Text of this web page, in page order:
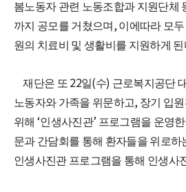
봄노동자 관련 노동조합과 지원단체
까지 공모를 거쳤으며 ,이에따라 모
원의 치료비 및 생활비를 지원하게 된
재단은 또 22일(수) 근로복지공단
노동자와 가족을 위문하고, 장기 입
위해 ‘인생사진관’ 프로그램을 운영
문과 간담회를 통해 환자들을 위로하
인생사진관 프로그램을 통해 인생사